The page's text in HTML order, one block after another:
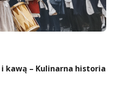
kawą – Kulinarna historia